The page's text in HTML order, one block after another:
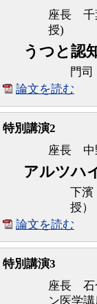
座長 千
授)
うつと認
門
論文を読む
特別講演2
座長 中
アルツハ
下
授）
論文を読む
特別講演3
座長 石
ン医学